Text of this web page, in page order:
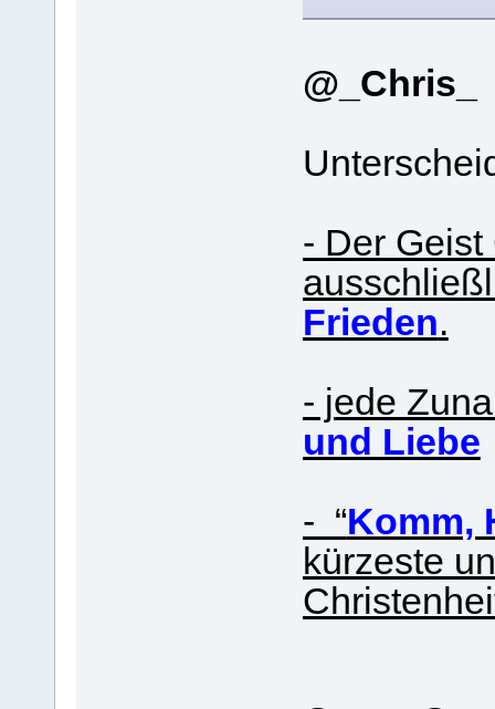
@_Chris_
- Der Geist
Frieden.
- jede
und Liebe
- “Komm,
kürzeste